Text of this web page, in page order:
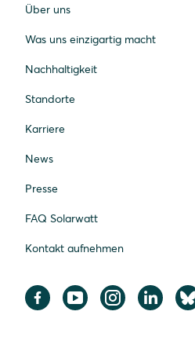
Über uns
Was uns einzigartig macht
Nachhaltigkeit
Standorte
Karriere
News
Presse
FAQ Solarwatt
Kontakt aufnehmen